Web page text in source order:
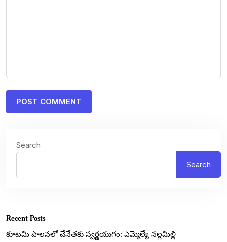
Search
Search
Recent Posts
కూటమి పాలనలో చేనేతకు స్వర్ణయుగం: ఎమ్మెల్యే నల్లమిల్లి